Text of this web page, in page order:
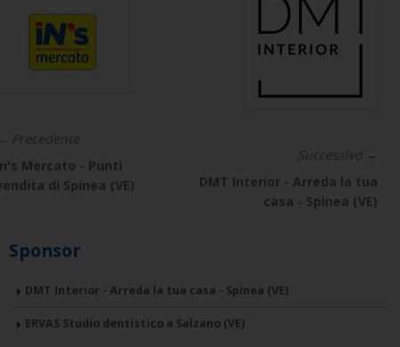
Precedente
Mercato - Punti
di Spinea (VE)
Successivo →
DMT Interior - Arreda la tua
casa - Spinea (VE)
Sponsor
DMT Interior - Arreda la tua casa - Spinea (VE)
ERVAS Studio dentistico a Salzano (VE)